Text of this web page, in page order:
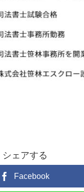
シェアする
Facebook